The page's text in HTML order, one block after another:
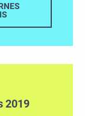
2019